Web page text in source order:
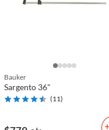
Bauker
Sargento 36"
(11)